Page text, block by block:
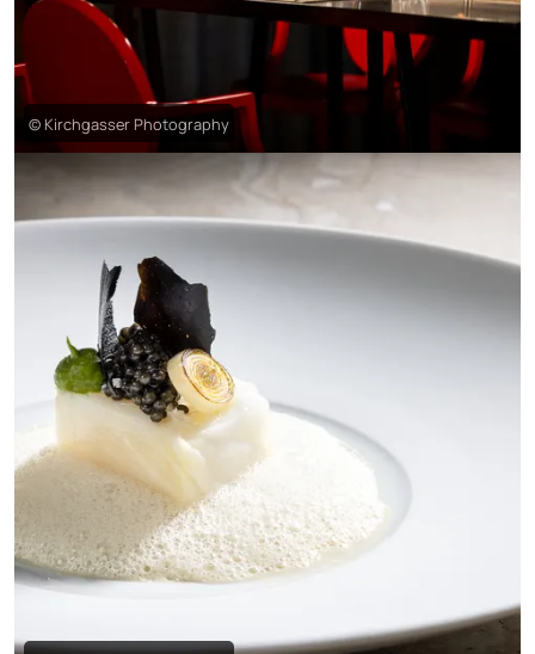
© Kirchgasser Photography